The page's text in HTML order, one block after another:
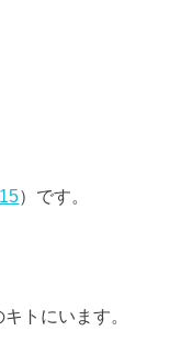
）です。
トにいます。